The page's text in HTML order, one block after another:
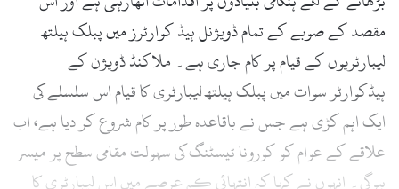
مقصد کے صوبے کے تمام ڈویژنل ہیڈ کوارٹرز میں پبلک ہیلتھ
لیبارٹریوں کے قیام پر کام جاری ہے۔ ملاکنڈ ڈویژن کے
ہیڈکوارٹر سوات میں پبلک ہیلتھ لیبارٹری کا قیام اس سلسلے کی
ایک اہم کڑی ہے جس نے باقاعدہ طور پر کام شروع کر دیا ہے، اب
علاقے کے عوام کو کورونا ٹیسٹنگ کی سہولت مقامی سطح پر میسر
ہوگی۔ انہوں نے کہا کہ انتہائی کم عرصے میں اس لیبارٹری کا